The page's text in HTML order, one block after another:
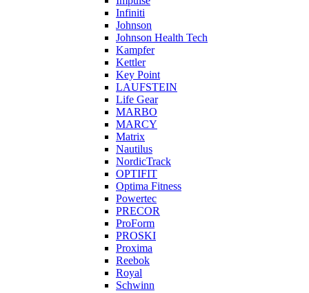
Infiniti
Johnson
Johnson Health Tech
Kampfer
Kettler
Key Point
LAUFSTEIN
Life Gear
MARBO
MARCY
Matrix
Nautilus
NordicTrack
OPTIFIT
Optima Fitness
Powertec
PRECOR
ProForm
PROSKI
Proxima
Reebok
Royal
Schwinn